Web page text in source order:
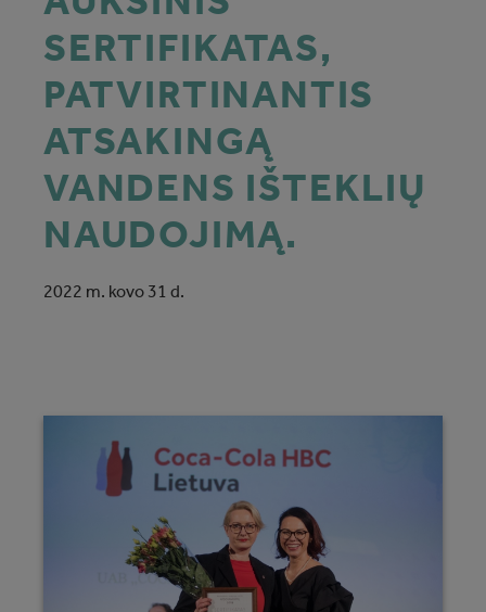
SERTIFIKATAS,
PATVIRTINANTIS
ATSAKINGĄ
VANDENS IŠTEKLIŲ
NAUDOJIMĄ.
2022 m. kovo 31 d.